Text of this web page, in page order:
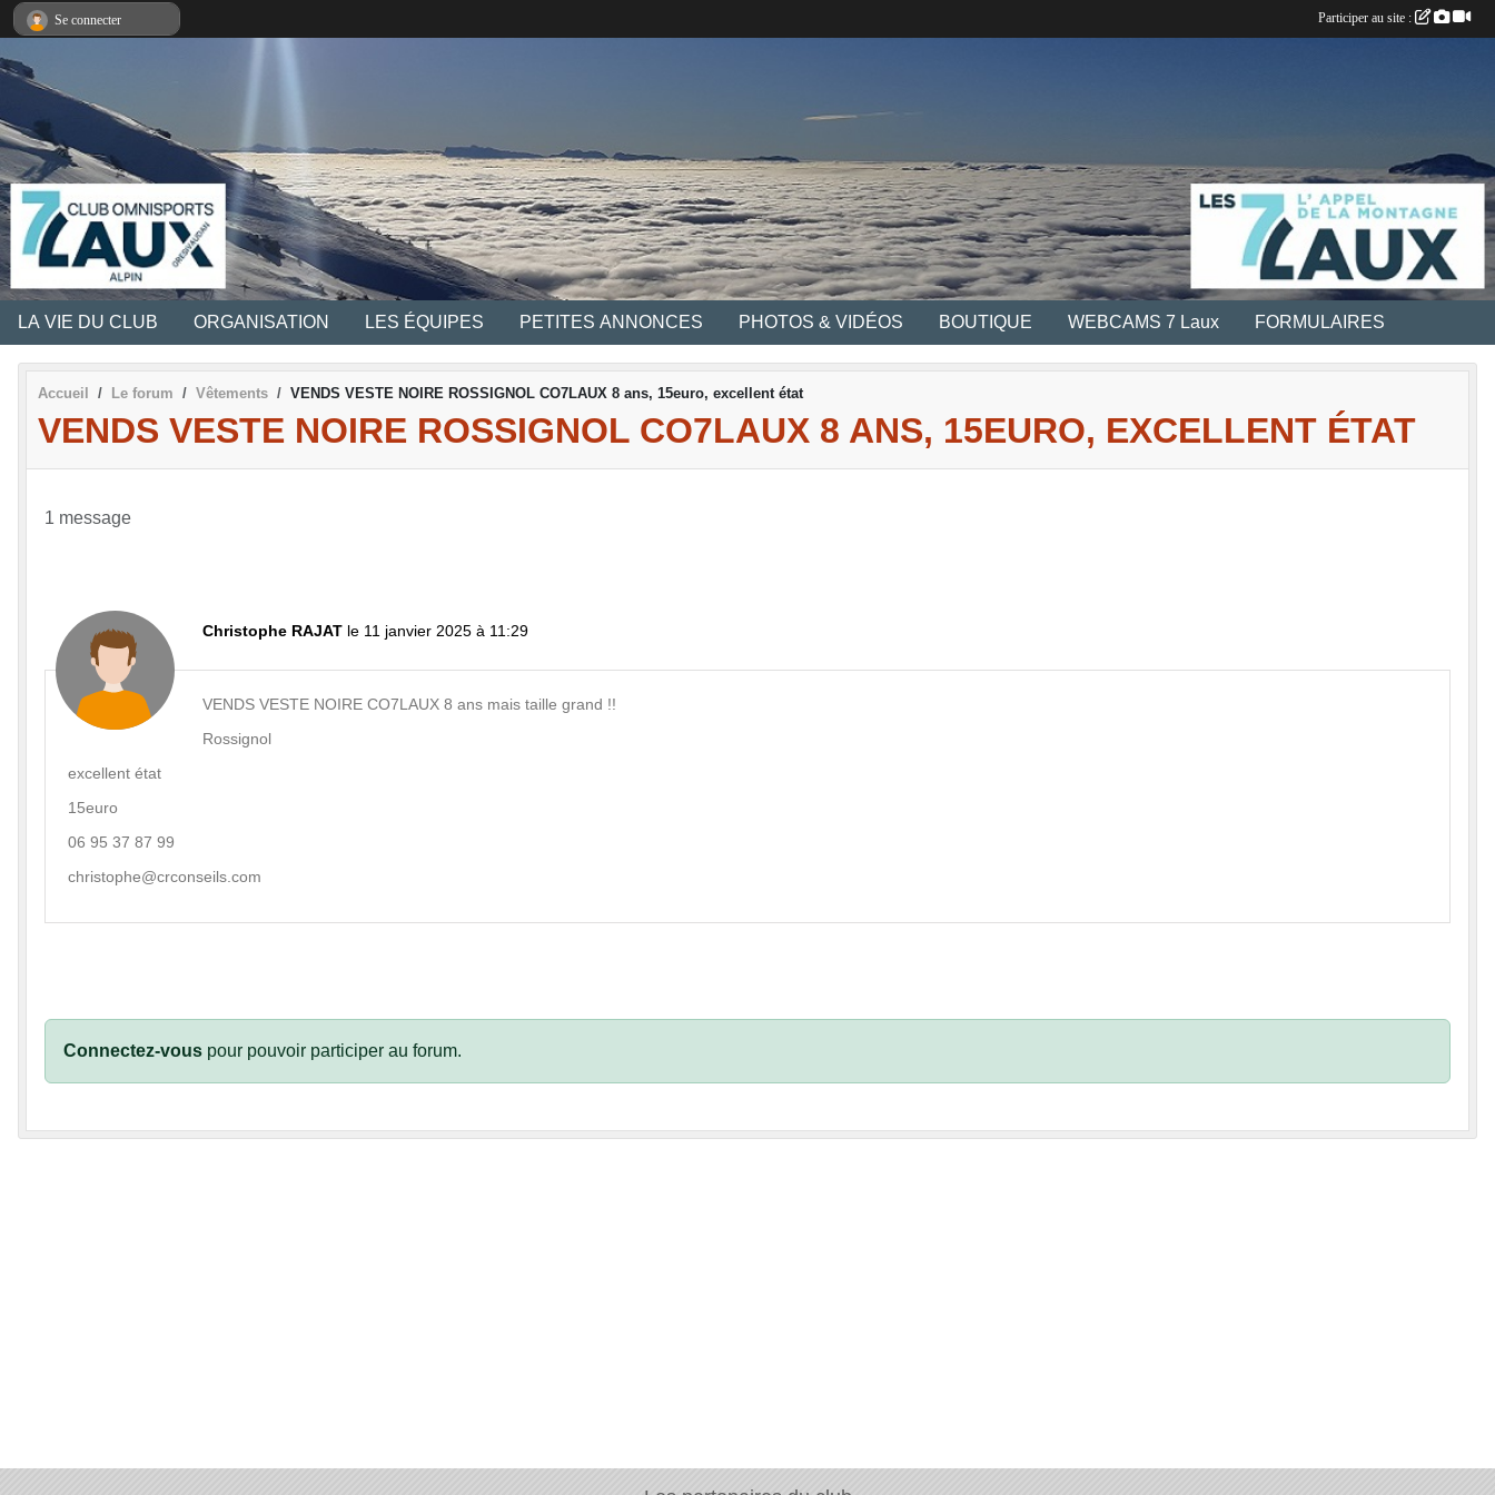
LA VIE DU CLUB ORGANISATION LES ÉQUIPES PETITES ANNONCES PHOTOS & VIDÉOS BOUTIQUE WEBCAMS 7 Laux FORMULAIRES
Accueil Le forum Vêtements VENDS VESTE NOIRE ROSSIGNOL CO7LAUX 8 ans, 15euro, excellent état
VENDS VESTE NOIRE ROSSIGNOL CO7LAUX 8 ANS, 15EURO, EXCELLENT ÉTAT
1 message
Christophe RAJAT le 11 janvier 2025 à 11:29
VENDS VESTE NOIRE CO7LAUX 8 ans mais taille grand !!
Rossignol
excellent état
15euro
06 95 37 87 99
christophe@crconseils.com
Connectez-vous pour pouvoir participer au forum.
Se connecter Participer au site :
Panneau de gestion des cookies